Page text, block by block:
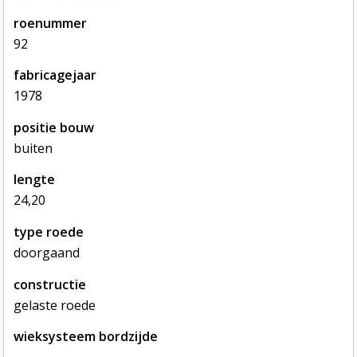
roenummer
92
fabricagejaar
1978
positie bouw
buiten
lengte
24,20
type roede
doorgaand
constructie
gelaste roede
wieksysteem bordzijde